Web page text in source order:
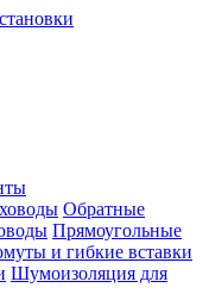
Обратные
Прямоугольные
и гибкие вставки
Шумоизоляция для